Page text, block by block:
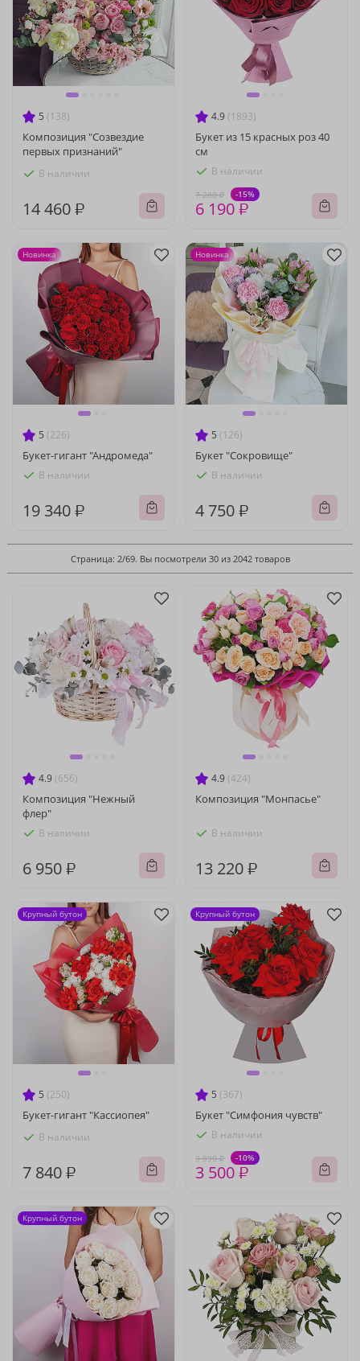
5 (138)
Композиция "Созвездие
первых признаний"
В наличии
14 460 ₽
4.9 (1893)
Букет из 15 красных роз 40
см
В наличии
7 280 ₽ -15%
6 190 ₽
5 (226)
Букет-гигант "Андромеда"
В наличии
19 340 ₽
Новинка
5 (126)
Букет "Сокровище"
В наличии
4 750 ₽
Новинка
Страница: 2/69. Вы посмотрели 30 из 2042 товаров
4.9 (656)
Композиция "Нежный
флер"
В наличии
6 950 ₽
4.9 (424)
Композиция "Монпасье"
В наличии
13 220 ₽
5 (250)
Букет-гигант "Кассиопея"
В наличии
7 840 ₽
Крупный бутон
5 (367)
Букет "Симфония чувств"
В наличии
3 890 ₽ -10%
3 500 ₽
Крупный бутон
Крупный бутон